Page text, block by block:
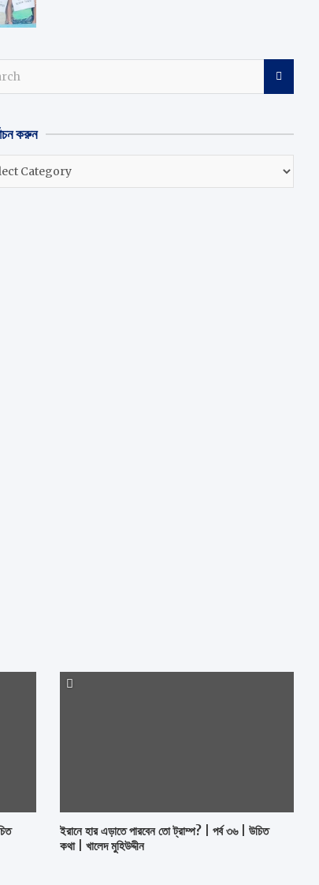
করুন
ইরানে হার এড়াতে পারবেন তো ট্রাম্প? | পর্ব ৩৬ | উচিত
কথা | খালেদ মুহিউদ্দীন